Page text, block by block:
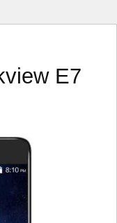
E7